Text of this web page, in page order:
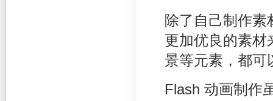
除了自己制作
更加优良的素材
景等元素，都可
Flash 动画制作